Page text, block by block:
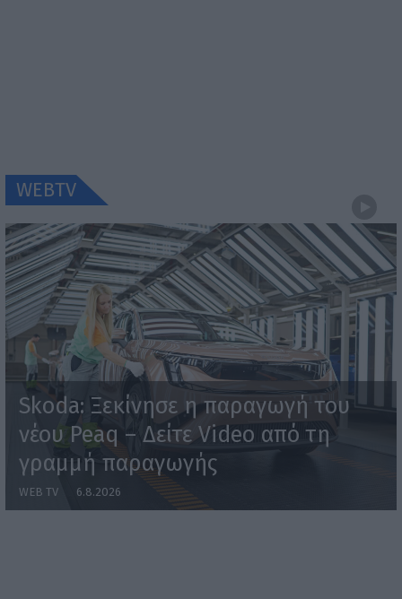
WEBTV
Skoda: Ξεκίνησε η παραγωγή του
νέου Peaq – Δείτε Video από τη
γραμμή παραγωγής
WEB TV 6.8.2026